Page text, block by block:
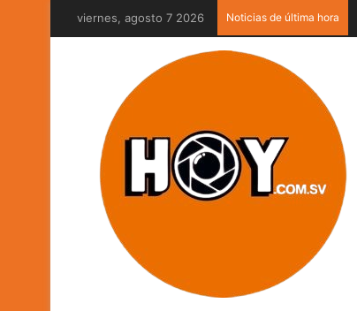
viernes, agosto 7 2026 Noticias de última hora